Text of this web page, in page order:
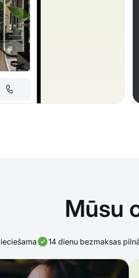
Mūsu
14 dienu bezmaksas